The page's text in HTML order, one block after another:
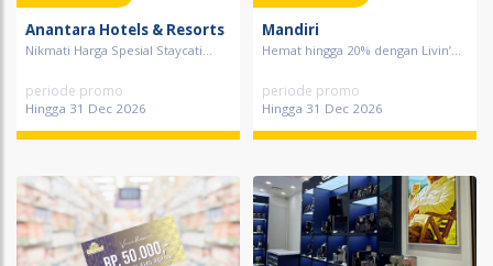
Anantara Hotels & Resorts
Nikmati Harga Spesial Staycati...
periode promo
Hingga 31 Dec 2026
Mandiri
Hemat hingga 20% dengan Livin’...
periode promo
Hingga 31 Dec 2026